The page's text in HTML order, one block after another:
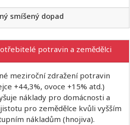
smíšený dopad
potravin a zemědělci
meziroční zdražení potravin
+44,3%, ovoce +15% atd.)
náklady pro domácnosti a
pro zemědělce kvůli vyšším
nákladům (hnojiva).